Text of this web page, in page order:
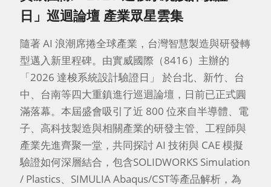
日」巡迴論壇 產業眾星雲集
隨著 AI 浪潮席捲全球產業，台灣智慧製造與研發轉
型邁入新里程碑。由實威國際（8416）主辦的
「2026 達梭系統設計驗證日」 於台北、新竹、台
中、台南等四大重鎮進行巡迴論壇，日前已正式圓
滿落幕。本屆盛會吸引了近 800 位來自半導體、電
子、高科技製造與相關產業的研發主管、工程師與
產業先進齊聚一堂，共同探討 AI 技術與 CAE 模擬
驗證如何深層結合，包含SOLIDWORKS Simulation
/ Plastics、SIMULIA Abaqus/CST等產品解析，為